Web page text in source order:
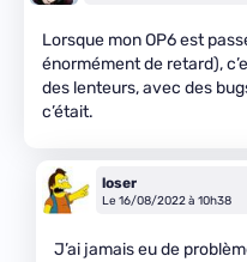
Lorsque mon OP6 est
énormément de retard),
des lenteurs, avec des
c’était.
loser
Le 16/08/2022 à 10h38
J’ai jamais eu de